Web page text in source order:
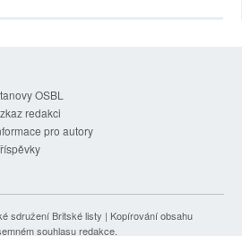
OSBL
redakci
pro autory
sdružení Britské listy | Kopírování obsahu
souhlasu redakce.